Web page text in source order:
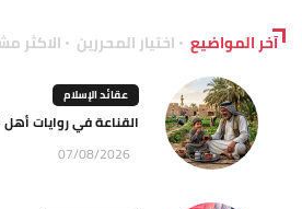
آخر المواضيع اختيار المحررين الاكثر
عقائد الإسلام
القناعة في روايات
07/08/2026